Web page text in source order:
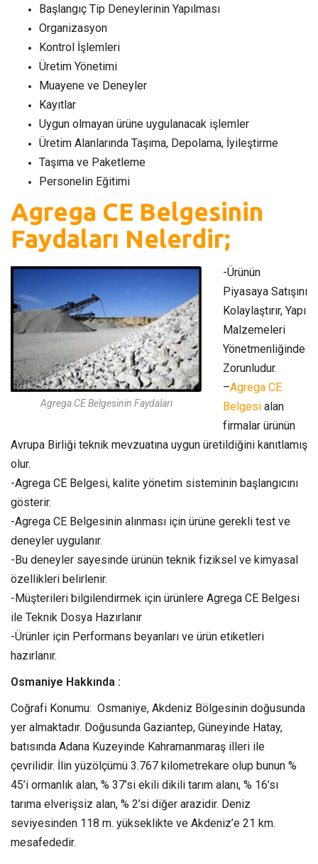
Başlangıç Tip Deneylerinin Yapılması
Organizasyon
Kontrol İşlemleri
Üretim Yönetimi
Muayene ve Deneyler
Kayıtlar
Uygun olmayan ürüne uygulanacak işlemler
Üretim Alanlarında Taşıma, Depolama, İyileştirme
Taşıma ve Paketleme
Personelin Eğitimi
Agrega CE Belgesinin
Faydaları Nelerdir;
Agrega CE Belgesinin Faydaları
-Ürünün
Piyasaya Satışını
Kolaylaştırır, Yapı
Malzemeleri
Yönetmenliğinde
Zorunludur.
–Agrega CE
Belgesi alan
firmalar ürünün
Avrupa Birliği teknik mevzuatına uygun üretildiğini kanıtlamış
olur.
-Agrega CE Belgesi, kalite yönetim sisteminin başlangıcını
gösterir.
-Agrega CE Belgesinin alınması için ürüne gerekli test ve
deneyler uygulanır.
-Bu deneyler sayesinde ürünün teknik fiziksel ve kimyasal
özellikleri belirlenir.
-Müşterileri bilgilendirmek için ürünlere Agrega CE Belgesi
ile Teknik Dosya Hazırlanır
-Ürünler için Performans beyanları ve ürün etiketleri
hazırlanır.
Osmaniye Hakkında :
Coğrafi Konumu: Osmaniye, Akdeniz Bölgesinin doğusunda
yer almaktadır. Doğusunda Gaziantep, Güneyinde Hatay,
batısında Adana Kuzeyinde Kahramanmaraş illeri ile
çevrilidir. İlin yüzölçümü 3.767 kilometrekare olup bunun %
45’i ormanlık alan, % 37’si ekili dikili tarım alanı, % 16’sı
tarıma elverişsiz alan, % 2’si diğer arazidir. Deniz
seviyesinden 118 m. yükseklikte ve Akdeniz’e 21 km.
mesafededir.